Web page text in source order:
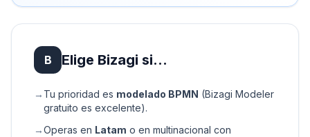
B Elige Bizagi si…
→ Tu prioridad es modelado BPMN (Bizagi Modeler
gratuito es excelente).
→Operas en Latam o en multinacional con